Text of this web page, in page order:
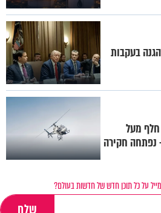
בעקבות
חלף מעל
חקירה
על כל תוכן חדש של חדשות בעולם?